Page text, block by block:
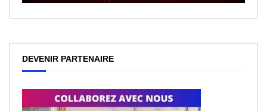
DEVENIR PARTENAIRE